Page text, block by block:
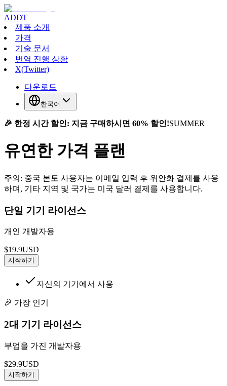
ADDT
제품 소개
가격
기술 문서
번역 진행 상황
X(Twitter)
다운로드
한국어
🎉 한정 시간 할인: 지금 구매하시면 60% 할인!SUMMER
유연한 가격 플랜
주의: 중국 본토 사용자는 이메일 입력 후 위안화 결제를 사용
하며, 기타 지역 및 국가는 미국 달러 결제를 사용합니다.
단일 기기 라이선스
개인 개발자용
$19.9USD
시작하기
자신의 기기에서 사용
🎉 가장 인기
2대 기기 라이선스
부업을 가진 개발자용
$29.9USD
시작하기